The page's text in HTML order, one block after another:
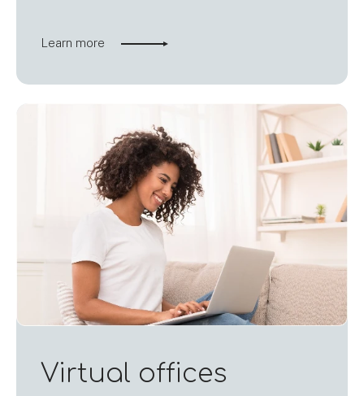
Learn more
Virtual offices